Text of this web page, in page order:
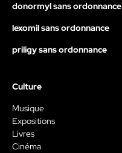
donormyl sans ordonnance
lexomil sans ordonnance
priligy sans ordonnance
Culture
Musique
Expositions
Livres
Cinéma